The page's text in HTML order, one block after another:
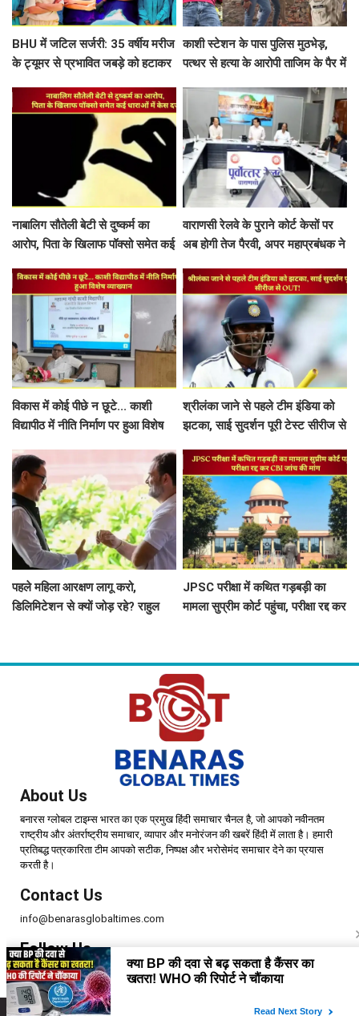
BHU में जटिल सर्जरी: 35 वर्षीय मरीज
के ट्यूमर से प्रभावित जबड़े को हटाकर
काशी स्टेशन के पास पुलिस मुठभेड़,
पत्थर से हत्या के आरोपी ताजिम के पैर में
नाबालिग सौतेली बेटी से दुष्कर्म का
आरोप, पिता के खिलाफ पॉक्सो समेत कई
वाराणसी रेलवे के पुराने कोर्ट केसों पर
अब होगी तेज पैरवी, अपर महाप्रबंधक ने
आदेश
विकास में कोई पीछे न छूटे... काशी
विद्यापीठ में नीति निर्माण पर हुआ विशेष
श्रीलंका जाने से पहले टीम इंडिया को
झटका, साई सुदर्शन पूरी टेस्ट सीरीज से
पहले महिला आरक्षण लागू करो,
डिलिमिटेशन से क्यों जोड़ रहे? राहुल
JPSC परीक्षा में कथित गड़बड़ी का
मामला सुप्रीम कोर्ट पहुंचा, परीक्षा रद्द कर
About Us
बनारस ग्लोबल टाइम्स भारत का एक प्रमुख हिंदी समाचार चैनल है, जो आपको नवीनतम
राष्ट्रीय और अंतर्राष्ट्रीय समाचार, व्यापार और मनोरंजन की खबरें हिंदी में लाता है। हमारी
प्रतिबद्ध पत्रकारिता टीम आपको सटीक, निष्पक्ष और भरोसेमंद समाचार देने का प्रयास
करती है।
Contact Us
info@benarasglobaltimes.com
Follow Us
Copyright © 2025 | Benaras Global Times | All Rights Reserved.